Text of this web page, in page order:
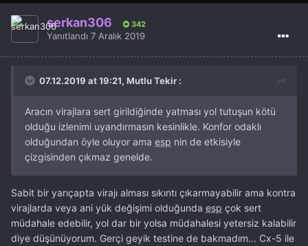
nispeten uygun makyajlı bir Mazda 3 buldum. Bakalım ne
olacak ama makyajlı CX-5 arayışım devam ediyor sonuç
olarak.
serkan306 342
Yanıtlandı 7 Aralık 2019
07.12.2019 at 19:21, Mutlu Tekir :
Aracın virajlara sert girildiğinde yatması yol tutuşun kötü
olduğu izlenimi uyandırmasın kesinlikle. Konfor odaklı
olduğundan öyle oluyor ama esp nin de etkisiyle
çizgisinden çıkmaz genelde.
Sabit bir yarıçapta virajı alması sıkıntı çıkarmayabilir ama kontra
virajlarda veya ani yük değişimi olduğunda esp çok sert
müdahale edebilir, yol dar bir yolsa müdahalesi yetersiz kalabilir
diye düşünüyorum. Gerçi geyik testine de bakmadım... Cx-5 ile